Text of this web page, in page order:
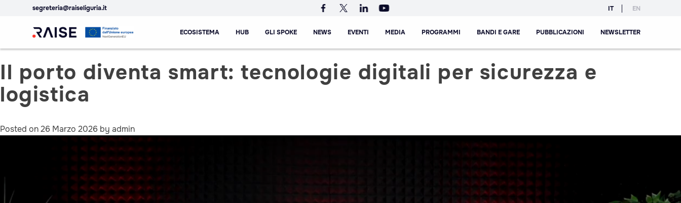
segreteria@raiseliguria.it IT EN
dell'Innovazione
RAISE
Socio-economic
Empowerment
ECOSISTEMA HUB GLI SPOKE NEWS EVENTI MEDIA PROGRAMMI BANDI E GARE PUBBLICAZIONI NEWSLETTER
Spoke 4
Il porto diventa smart: tecnologie digitali per sicurezza e
logistica
Posted on26 Marzo 2026 by admin